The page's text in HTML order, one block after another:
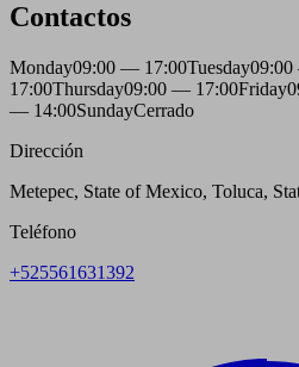
Contactos
Monday09:00 — 17:00Tuesday
17:00Thursday09:00 — 17:00Friday
— 14:00SundayCerrado
Dirección
Metepec, State of Mexico, Toluca,
Teléfono
+525561631392